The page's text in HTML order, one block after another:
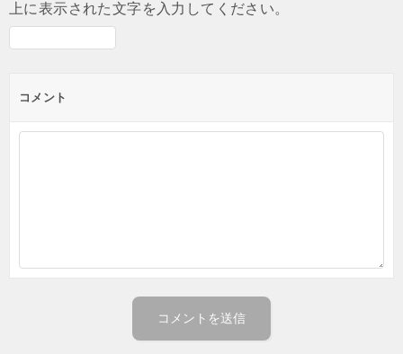
上に表示された文字を入力してください。
コメント